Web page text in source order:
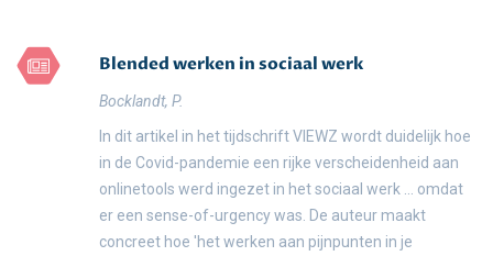
Blended werken in sociaal werk
Bocklandt, P.
In dit artikel in het tijdschrift VIEWZ wordt duidelijk hoe
in de Covid-pandemie een rijke verscheidenheid aan
onlinetools werd ingezet in het sociaal werk ... omdat
er een sense-of-urgency was. De auteur maakt
concreet hoe 'het werken aan pijnpunten in je